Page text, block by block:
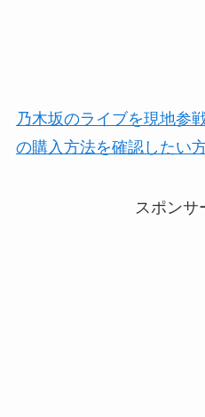
乃木坂のライブを現地参
の購入方法を確認したい
スポンサ